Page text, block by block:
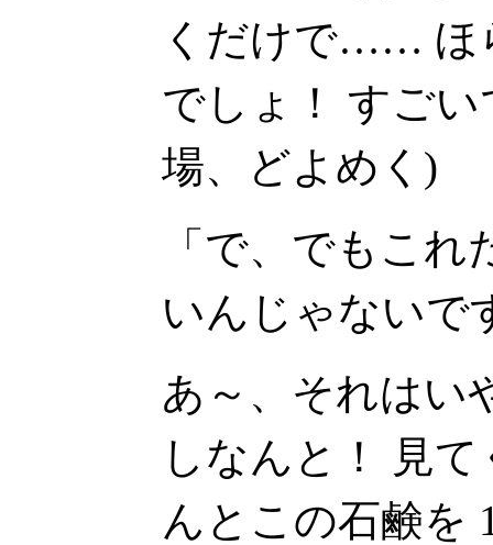
くだけで…… ほ
でしょ！ すご
場、どよめく)
「で、でもこ
いんじゃないで
あ～、それはい
しなんと！ 見
んとこの石鹸を